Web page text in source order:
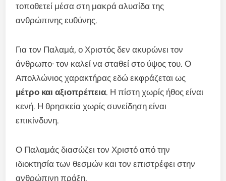
τοποθετεί μέσα στη μακρά αλυσίδα της
ανθρώπινης ευθύνης.
Για τον Παλαμά, ο Χριστός δεν ακυρώνει τον
άνθρωπο· τον καλεί να σταθεί στο ύψος του. Ο
Απολλώνιος χαρακτήρας εδώ εκφράζεται ως
μέτρο και αξιοπρέπεια. Η πίστη χωρίς ήθος είναι
κενή. Η θρησκεία χωρίς συνείδηση είναι
επικίνδυνη.
Ο Παλαμάς διασώζει τον Χριστό από την
ιδιοκτησία των θεσμών και τον επιστρέφει στην
ανθρώπινη πράξη.